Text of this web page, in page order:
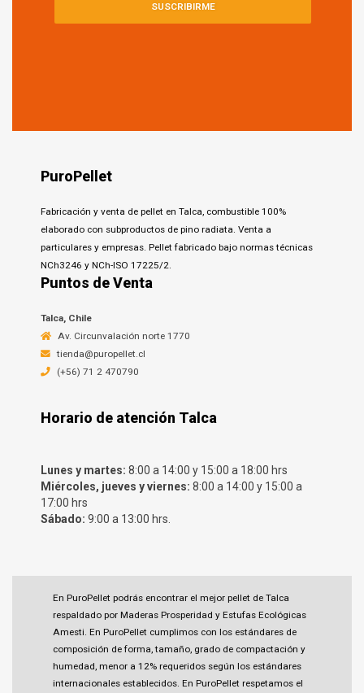
SUSCRIBIRME
PuroPellet
Fabricación y venta de pellet en Talca, combustible 100%
elaborado con subproductos de pino radiata. Venta a
particulares y empresas. Pellet fabricado bajo normas técnicas
NCh3246 y NCh-ISO 17225/2.
Puntos de Venta
Talca, Chile
Av. Circunvalación norte 1770
tienda@puropellet.cl
(+56) 71 2 470790
Horario de atención Talca
Lunes y martes: 8:00 a 14:00 y 15:00 a 18:00 hrs
Miércoles, jueves y viernes: 8:00 a 14:00 y 15:00 a
17:00 hrs
Sábado: 9:00 a 13:00 hrs.
En PuroPellet podrás encontrar el mejor pellet de Talca
respaldado por Maderas Prosperidad y Estufas Ecológicas
Amesti. En PuroPellet cumplimos con los estándares de
composición de forma, tamaño, grado de compactación y
humedad, menor a 12% requeridos según los estándares
internacionales establecidos. En PuroPellet respetamos el